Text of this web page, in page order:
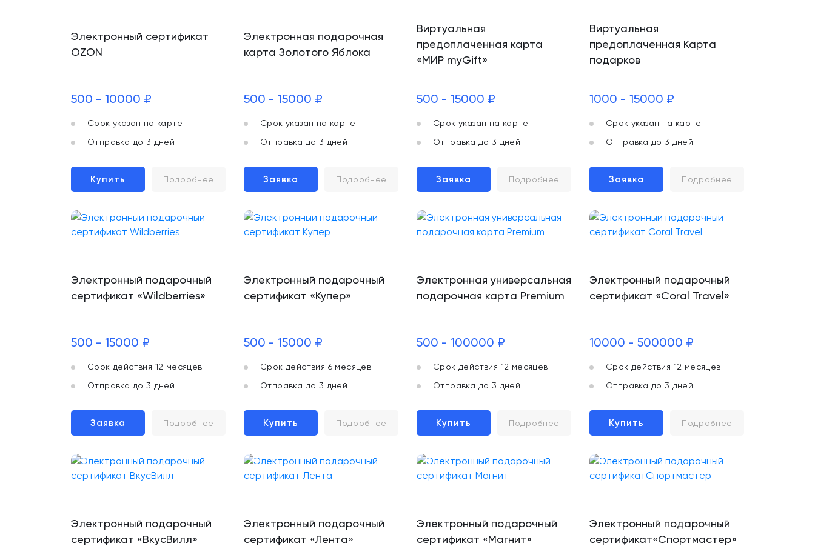
Электронный сертификат
OZON
500 - 10000 ₽
Срок указан на карте
Отправка до 3 дней
Купить Подробнее
Электронная подарочная
карта Золотого Яблока
500 - 15000 ₽
Срок указан на карте
Отправка до 3 дней
Заявка Подробнее
Виртуальная
предоплаченная карта
«МИР myGift»
500 - 15000 ₽
Срок указан на карте
Отправка до 3 дней
Заявка Подробнее
Виртуальная
предоплаченная Карта
подарков
1000 - 15000 ₽
Срок указан на карте
Отправка до 3 дней
Заявка Подробнее
Электронный подарочный
сертификат «Wildberries»
500 - 15000 ₽
Срок действия 12 месяцев
Отправка до 3 дней
Заявка Подробнее
Электронный подарочный
сертификат «Купер»
500 - 15000 ₽
Срок действия 6 месяцев
Отправка до 3 дней
Купить Подробнее
Электронная универсальная
подарочная карта Premium
500 - 100000 ₽
Срок действия 12 месяцев
Отправка до 3 дней
Купить Подробнее
Электронный подарочный
сертификат «Coral Travel»
10000 - 500000 ₽
Срок действия 12 месяцев
Отправка до 3 дней
Купить Подробнее
Электронный подарочный
сертификат «ВкусВилл»
Электронный подарочный
сертификат «Лента»
Электронный подарочный
сертификат «Магнит»
Электронный подарочный
сертификат«Спортмастер»